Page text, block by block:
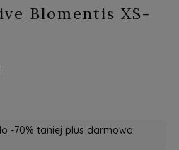
Blomentis XS-
-70% taniej plus darmowa